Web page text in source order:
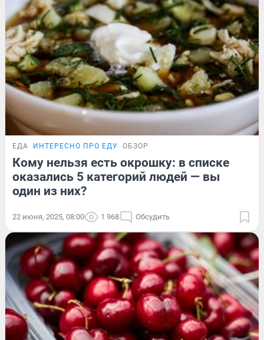
ЕДА ИНТЕРЕСНО ПРО ЕДУ ОБЗОР
Кому нельзя есть окрошку: в списке
оказались 5 категорий людей — вы
один из них?
22 июня, 2025, 08:00 1 968 Обсудить